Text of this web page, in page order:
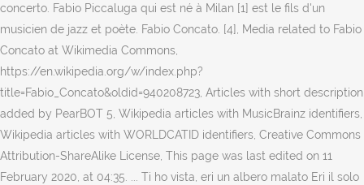
concerto. Fabio Piccaluga qui est né à Milan [1] est le fils d'un
musicien de jazz et poète. Fabio Concato. [4], Media related to Fabio
Concato at Wikimedia Commons,
https://en.wikipedia.org/w/index.php?
title=Fabio_Concato&oldid=940208723, Articles with short description
added by PearBOT 5, Wikipedia articles with MusicBrainz identifiers,
Wikipedia articles with WORLDCATID identifiers, Creative Commons
Attribution-ShareAlike License, This page was last edited on 11
February 2020, at 04:35. ... Ti ho vista, eri un albero malato Eri il solo